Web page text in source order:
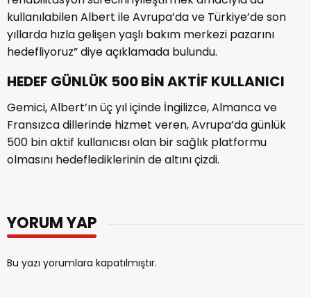
kullanılabilen Albert ile Avrupa’da ve Türkiye’de son
yıllarda hızla gelişen yaşlı bakım merkezi pazarını
hedefliyoruz” diye açıklamada bulundu.
HEDEF GÜNLÜK 500 BİN AKTİF KULLANICI
Gemici, Albert’ın üç yıl içinde İngilizce, Almanca ve
Fransızca dillerinde hizmet veren, Avrupa’da günlük
500 bin aktif kullanıcısı olan bir sağlık platformu
olmasını hedeflediklerinin de altını çizdi.
YORUM YAP
Bu yazı yorumlara kapatılmıştır.